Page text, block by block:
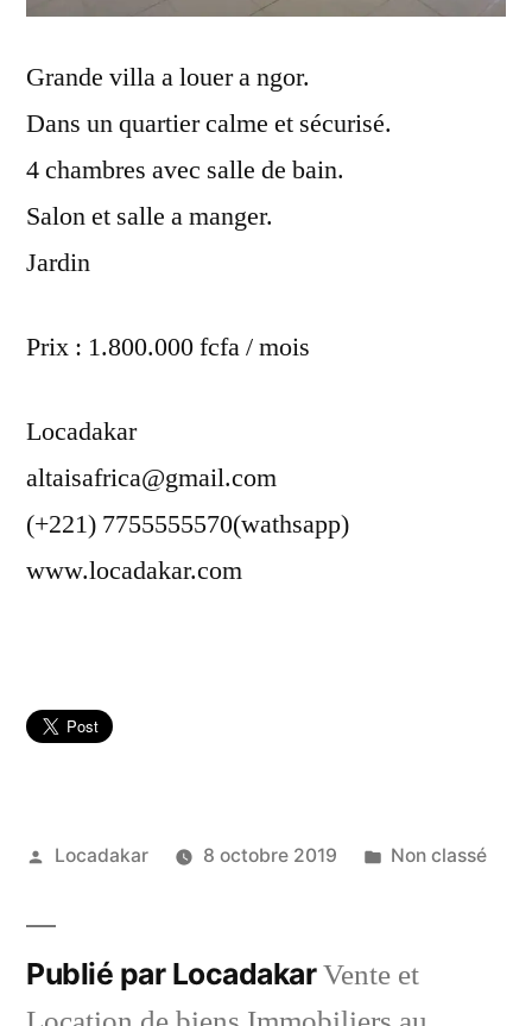
Grande villa a louer a ngor.
Dans un quartier calme et sécurisé.
4 chambres avec salle de bain.
Salon et salle a manger.
Jardin
Prix : 1.800.000 fcfa / mois
Locadakar
altaisafrica@gmail.com
(+221) 7755555570(wathsapp)
www.locadakar.com
Publié
Locadakar 8 octobre 2019
Publié
Non classé
Publié par LocadakarVente et